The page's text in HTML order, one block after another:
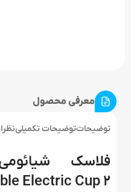
معرفی محصول
توضیحاتتوضیحات تکمیلی
Electric Cup 2